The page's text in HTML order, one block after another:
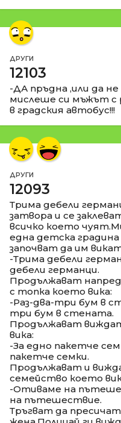
ДРУГИ
12103
-ДА пръдна ,или да
мислеше си мъжът с
в градския автобус!!!
ДРУГИ
12093
Трима дебели
затвора и се
всичко което
една детска
започват да им
-Трима дебели
дебели германци.
Продължават
с топка което вика:
-Раз-два-три бум в
три бум в стената.
Продължават
вика:
-За едно пакетче
пакетче семки.
Продължават и
семейство което
-Отиваме на
на пътешествие.
Тръгват да